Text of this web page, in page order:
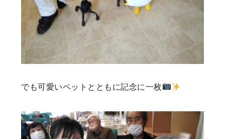
でも可愛いペットとともに記念に一枚